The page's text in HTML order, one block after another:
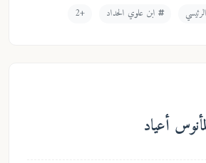
ابن علوي الحداد +2
أعياد